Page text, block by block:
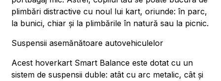
plimbări distractive cu noul lui kart, oriunde: în parc,
la bunici, chiar și la plimbările în natură sau la picnic.
Suspensii asemănătoare autovehiculelor
Acest hoverkart Smart Balance este dotat cu un
sistem de suspensii duble: atât cu arc metalic, cât și